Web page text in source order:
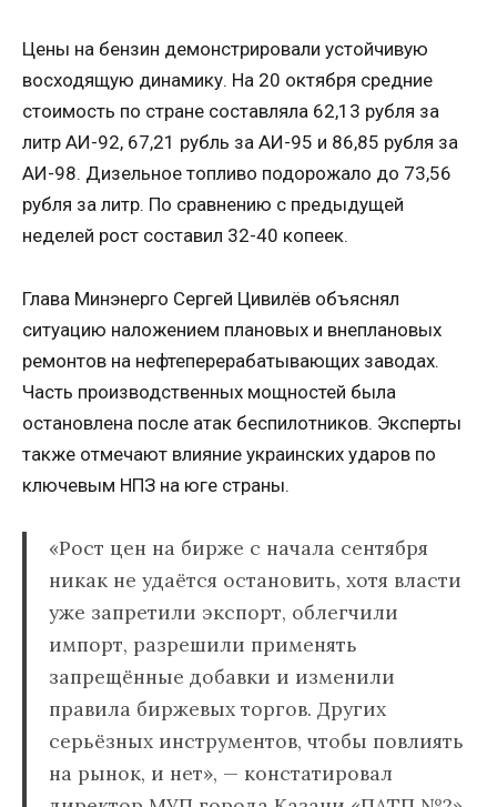
Цены на бензин демонстрировали устойчивую
восходящую динамику. На 20 октября средние
стоимость по стране составляла 62,13 рубля за
литр АИ-92, 67,21 рубль за АИ-95 и 86,85 рубля за
АИ-98. Дизельное топливо подорожало до 73,56
рубля за литр. По сравнению с предыдущей
неделей рост составил 32-40 копеек.
Глава Минэнерго Сергей Цивилёв объяснял
ситуацию наложением плановых и внеплановых
ремонтов на нефтеперерабатывающих заводах.
Часть производственных мощностей была
остановлена после атак беспилотников. Эксперты
также отмечают влияние украинских ударов по
ключевым НПЗ на юге страны.
«Рост цен на бирже с начала сентября
никак не удаётся остановить, хотя власти
уже запретили экспорт, облегчили
импорт, разрешили применять
запрещённые добавки и изменили
правила биржевых торгов. Других
серьёзных инструментов, чтобы повлиять
на рынок, и нет», — констатировал